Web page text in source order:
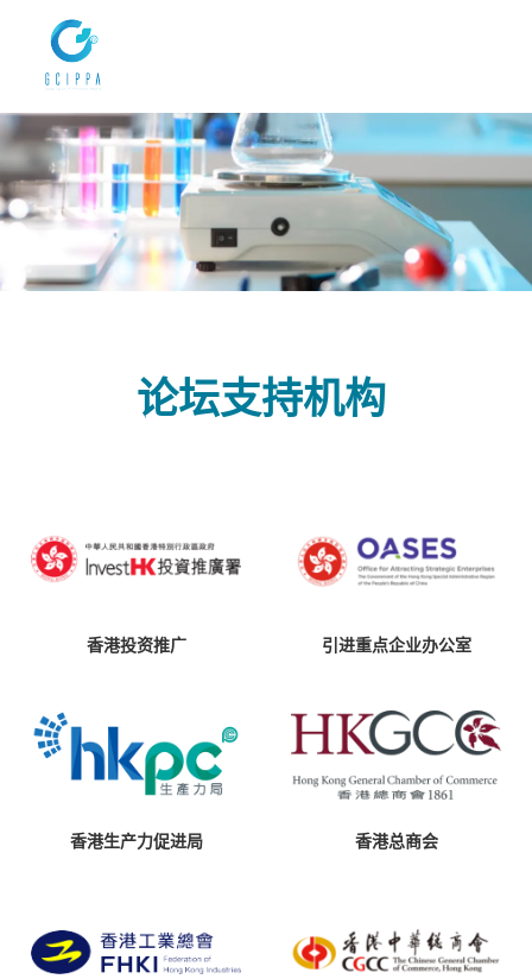
论坛支持机构
香港投资推广 引进重点企业办公室
香港生产力促进局 香港总商会